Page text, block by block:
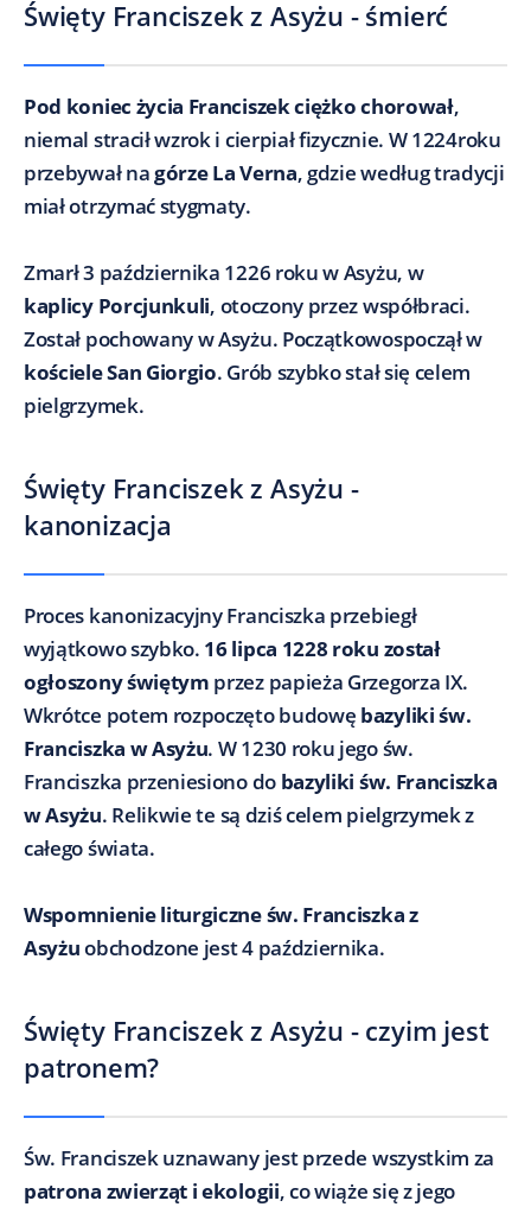
Święty Franciszek z Asyżu - śmierć
Pod koniec życia Franciszek ciężko chorował,
niemal stracił wzrok i cierpiał fizycznie. W 1224roku
przebywał nagórze La Verna, gdzie według tradycji
miał otrzymać stygmaty.
Zmarł 3 października 1226 roku w Asyżu, w
kaplicy Porcjunkuli, otoczony przez współbraci.
Został pochowany w Asyżu. Początkowospoczął w
kościele San Giorgio. Grób szybko stał się celem
pielgrzymek.
Święty Franciszek z Asyżu -
kanonizacja
Proces kanonizacyjny Franciszka przebiegł
wyjątkowo szybko. 16 lipca 1228 roku został
ogłoszony świętym przez papieża Grzegorza IX.
Wkrótce potem rozpoczęto budowę bazyliki św.
Franciszka w Asyżu. W 1230 roku jego św.
Franciszka przeniesiono do bazyliki św. Franciszka
w Asyżu. Relikwie te są dziś celem pielgrzymek z
całego świata.
Wspomnienie liturgiczne św. Franciszka z
Asyżuobchodzone jest 4 października.
Święty Franciszek z Asyżu - czyim jest
patronem?
Św. Franciszek uznawany jest przede wszystkim za
patrona zwierząt i ekologii, co wiąże się z jego